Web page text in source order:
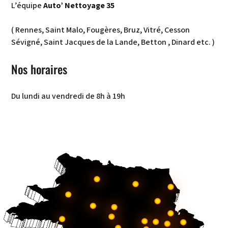
L’équipeAuto’ Nettoyage 35
( Rennes, Saint Malo, Fougères, Bruz, Vitré, Cesson
Sévigné, Saint Jacques de la Lande, Betton , Dinard etc. )
Nos horaires
Du lundi au vendredi de 8h à 19h